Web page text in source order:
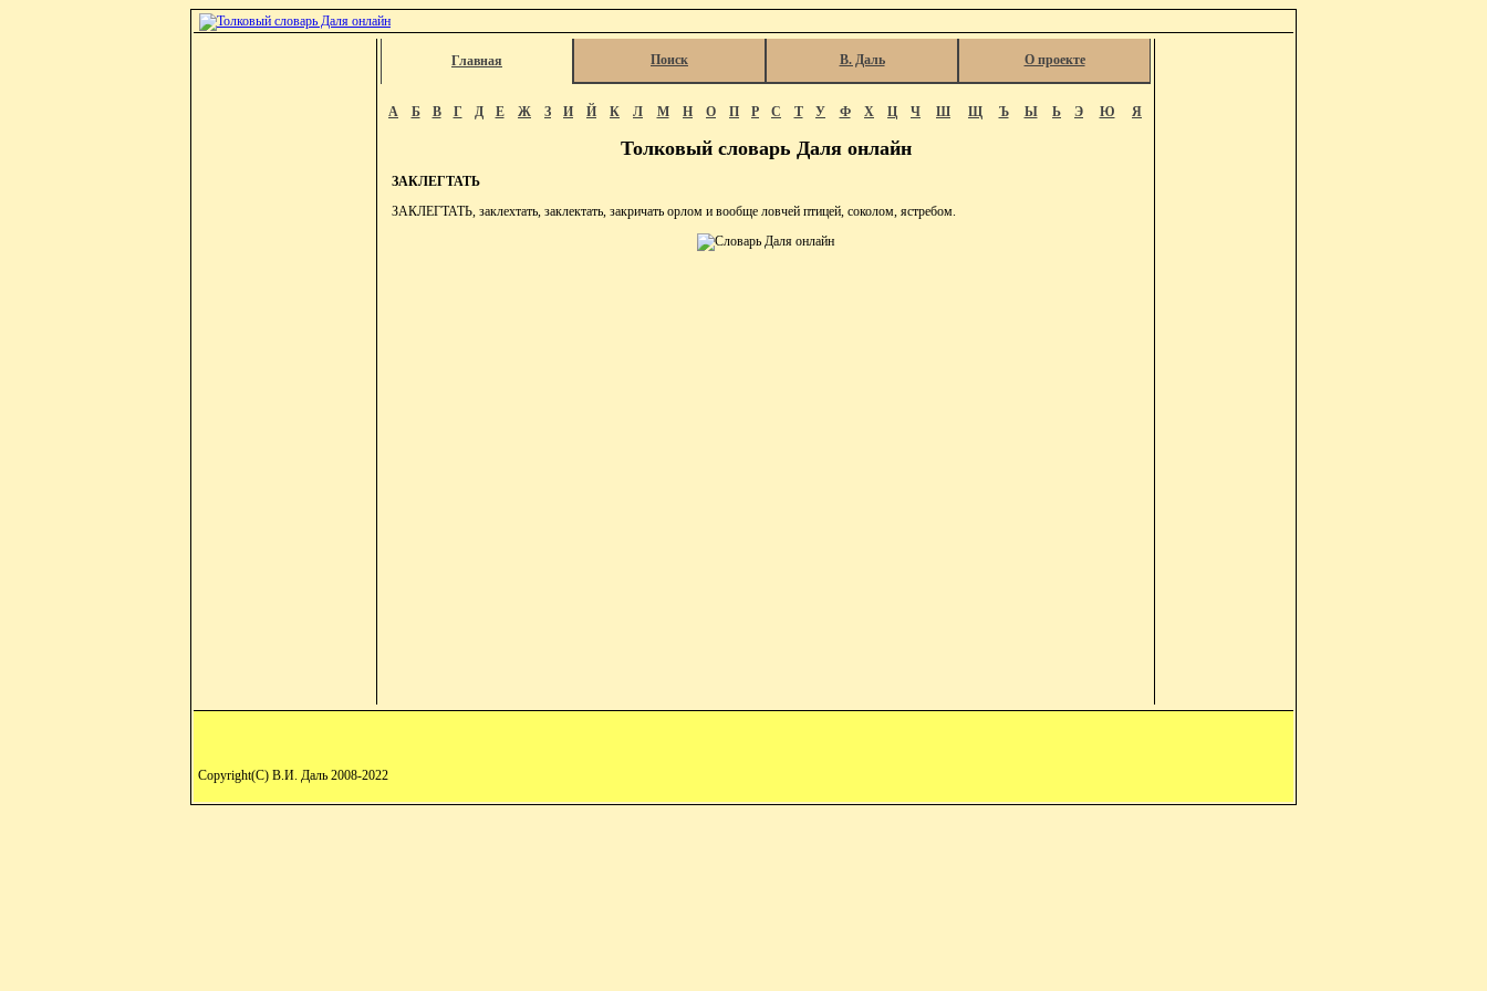
Главная Поиск В. Даль О проекте
А Б В Г Д Е Ж З И Й К Л М Н О П Р С Т У Ф Х Ц Ч Ш Щ Ъ Ы Ь Э Ю Я
Толковый словарь Даля онлайн
ЗАКЛЕГТАТЬ
ЗАКЛЕГТАТЬ, заклехтать, заклектать, закричать орлом и вообще ловчей птицей, соколом, ястребом.
Copyright(C) В.И. Даль 2008-2022